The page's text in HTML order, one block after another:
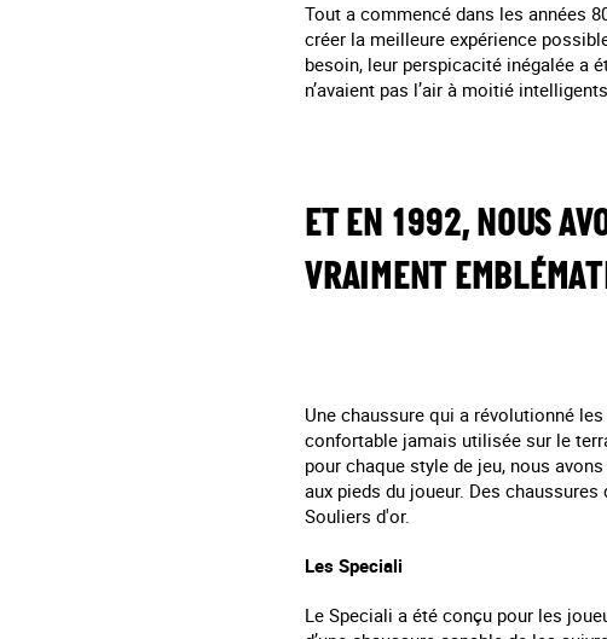
Tout a commencé dans les années
créer la meilleure expérience
besoin, leur perspicacité inégalée a
n’avaient pas l’air à moitié
ET EN 1992, NOUS
VRAIMENT
Une chaussure qui a révolutionné
confortable jamais utilisée sur le
pour chaque style de jeu, nous
aux pieds du joueur. Des
Souliers d'or.
Les Speciali
Le Speciali a été conçu pour les